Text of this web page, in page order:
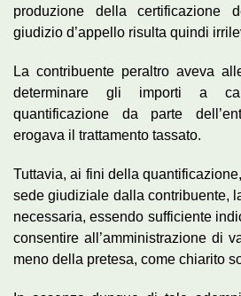
produzione della certificazione
giudizio d’appello risulta quindi
La contribuente peraltro aveva
determinare gli importi a
quantificazione da parte
erogava il trattamento tassato.
Tuttavia, ai fini della
sede giudiziale dalla contribuente,
necessaria, essendo sufficiente
consentire all’amministrazione di
meno della pretesa, come chiarito